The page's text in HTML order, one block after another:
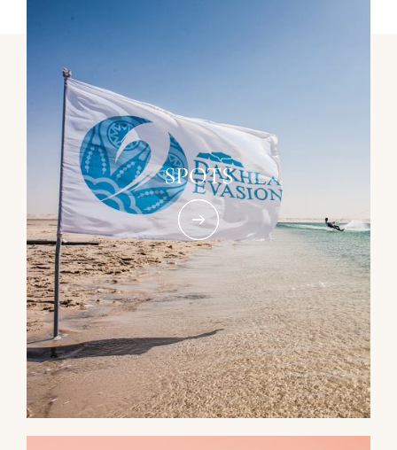
SPOTS